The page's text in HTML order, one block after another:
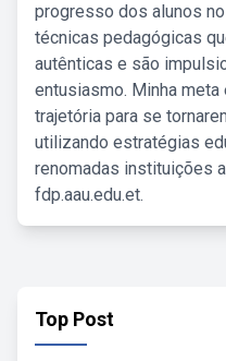
progresso dos alunos
técnicas pedagógicas
autênticas e são
entusiasmo. Minha
trajetória para se
utilizando estratégias
renomadas instituições
fdp.aau.edu.et.
Top Post